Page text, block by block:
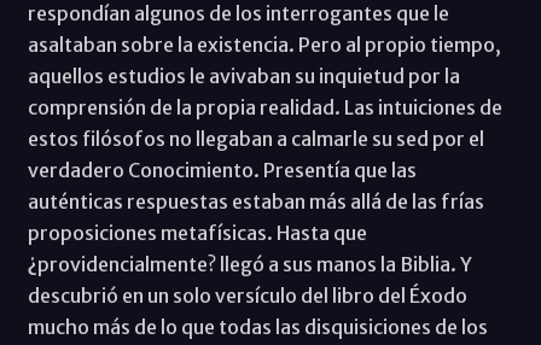
respondían algunos de los interrogantes que le
asaltaban sobre la existencia. Pero al propio tiempo,
aquellos estudios le avivaban su inquietud por la
comprensión de la propia realidad. Las intuiciones de
estos filósofos no llegaban a calmarle su sed por el
verdadero Conocimiento. Presentía que las
auténticas respuestas estaban más allá de las frías
proposiciones metafísicas. Hasta que
¿providencialmente? llegó a sus manos la Biblia. Y
descubrió en un solo versículo del libro del Éxodo
mucho más de lo que todas las disquisiciones de los